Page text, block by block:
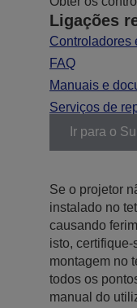
Ligações
Controladores
FAQ
Manuais e
Serviços de
Ir para o
Se o projetor
instalado no
causando
isto,
montagem no
todos os
manual do